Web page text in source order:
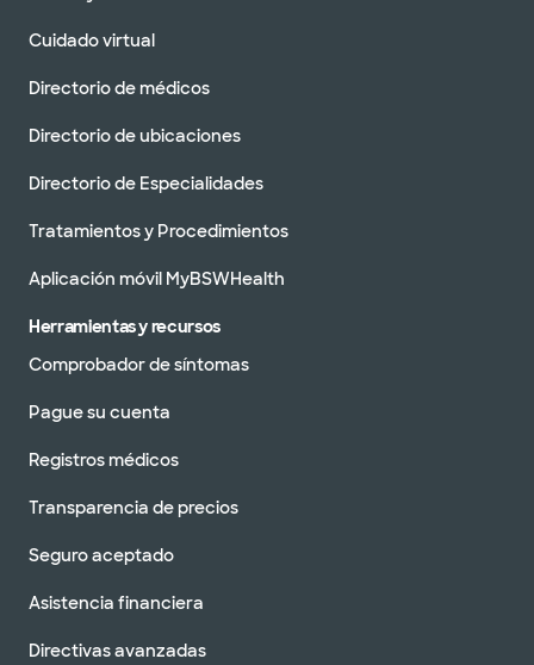
Cuidado virtual
Directorio de médicos
Directorio de ubicaciones
Directorio de Especialidades
Tratamientos y Procedimientos
Aplicación móvil MyBSWHealth
Herramientas y recursos
Comprobador de síntomas
Pague su cuenta
Registros médicos
Transparencia de precios
Seguro aceptado
Asistencia financiera
Directivas avanzadas